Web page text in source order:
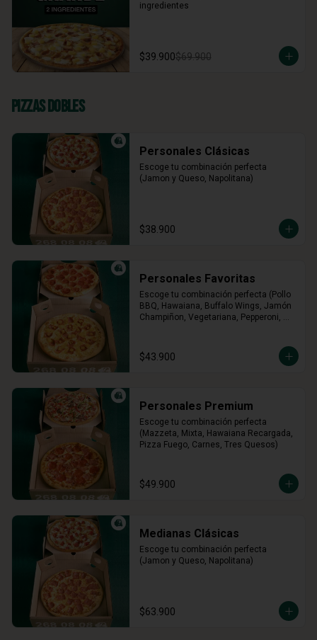
ingredientes
$39.900$69.900
Pizzas Dobles
Personales Clásicas
Escoge tu combinación perfecta
(Jamon y Queso, Napolitana)
$38.900
Personales Favoritas
Escoge tu combinación perfecta (Pollo
BBQ, Hawaiana, Buffalo Wings, Jamón
Champiñon, Vegetariana, Pepperoni,
$43.900
Personales Premium
Escoge tu combinación perfecta
(Mazzeta, Mixta, Hawaiana Recargada,
Pizza Fuego, Carnes, Tres Quesos)
$49.900
Medianas Clásicas
Escoge tu combinación perfecta
(Jamon y Queso, Napolitana)
$63.900